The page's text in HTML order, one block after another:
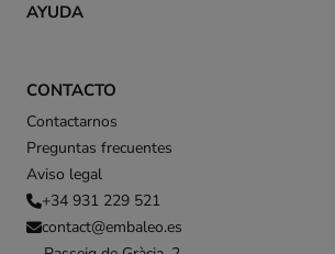
CONTACTO
Contactarnos
Preguntas frecuentes
Aviso legal
+34 931 229 521
contact@embaleo.es
AYUDA